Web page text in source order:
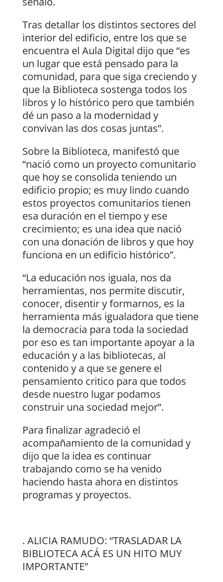
Tras detallar los distintos sectores del
interior del edificio, entre los que se
encuentra el Aula Digital dijo que “es
un lugar que está pensado para la
comunidad, para que siga creciendo y
que la Biblioteca sostenga todos los
libros y lo histórico pero que también
dé un paso a la modernidad y
convivan las dos cosas juntas”.
Sobre la Biblioteca, manifestó que
“nació como un proyecto comunitario
que hoy se consolida teniendo un
edificio propio; es muy lindo cuando
estos proyectos comunitarios tienen
esa duración en el tiempo y ese
crecimiento; es una idea que nació
con una donación de libros y que hoy
funciona en un edificio histórico”.
“La educación nos iguala, nos da
herramientas, nos permite discutir,
conocer, disentir y formarnos, es la
herramienta más igualadora que tiene
la democracia para toda la sociedad
por eso es tan importante apoyar a la
educación y a las bibliotecas, al
contenido y a que se genere el
pensamiento critico para que todos
desde nuestro lugar podamos
construir una sociedad mejor”.
Para finalizar agradeció el
acompañamiento de la comunidad y
dijo que la idea es continuar
trabajando como se ha venido
haciendo hasta ahora en distintos
programas y proyectos.
. ALICIA RAMUDO: “TRASLADAR LA
BIBLIOTECA ACÁ ES UN HITO MUY
IMPORTANTE”